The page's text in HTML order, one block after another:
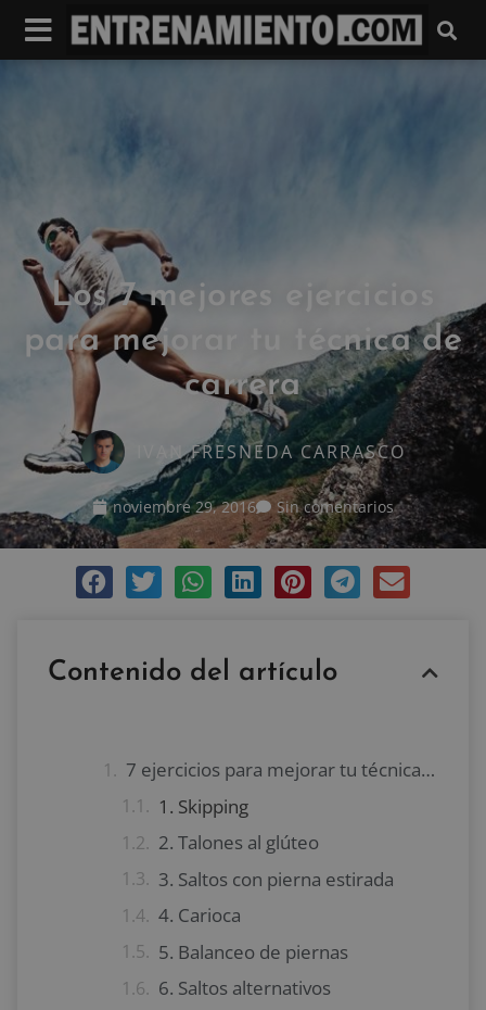
Los 7 mejores ejercicios
para mejorar tu técnica de
carrera
IVAN FRESNEDA CARRASCO
noviembre 29, 2016 Sin comentarios
Contenido del artículo
7 ejercicios para mejorar tu técnica de carrera
1. Skipping
2. Talones al glúteo
3. Saltos con pierna estirada
4. Carioca
5. Balanceo de piernas
6. Saltos alternativos